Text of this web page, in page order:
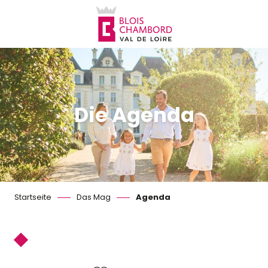
principal
Die Agenda
Startseite Das Mag Agenda